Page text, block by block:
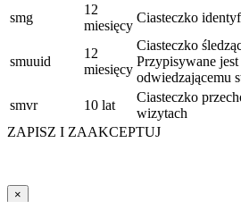
smg
12
miesięcy
Ciasteczko
smuuid
12
miesięcy
Ciasteczko
Przypisywane jest
odwiedzającemu
smvr
10 lat
Ciasteczko
wizytach
ZAPISZ I ZAAKCEPTUJ
×